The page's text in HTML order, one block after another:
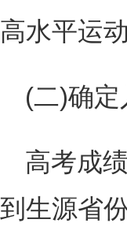
高水平运
(二)确
高考成
到生源省